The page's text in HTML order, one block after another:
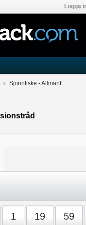
Logga
Spinnfiske - Allmänt
1 19 59